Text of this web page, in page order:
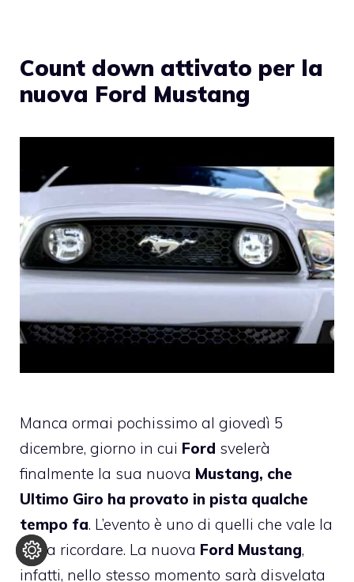
Count down attivato per la
nuova Ford Mustang
Manca ormai pochissimo al giovedì 5
dicembre, giorno in cui Ford svelerà
finalmente la sua nuova Mustang, che
Ultimo Giro ha provato in pista qualche
tempo fa. L’evento è uno di quelli che vale la
pena ricordare. La nuova Ford Mustang,
infatti, nello stesso momento sarà disvelata